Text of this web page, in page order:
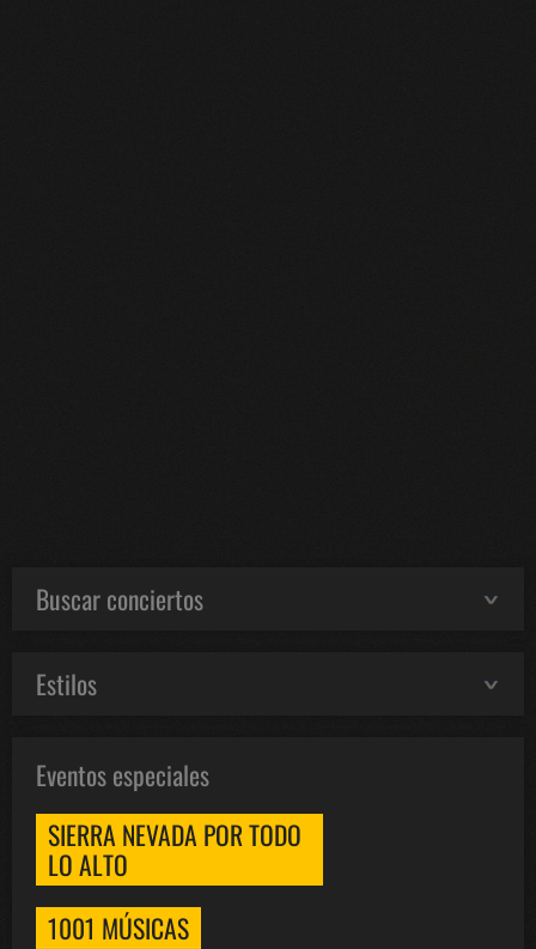
Buscar conciertos
Estilos
Eventos especiales
SIERRA NEVADA POR TODO
LO ALTO
1001 MÚSICAS